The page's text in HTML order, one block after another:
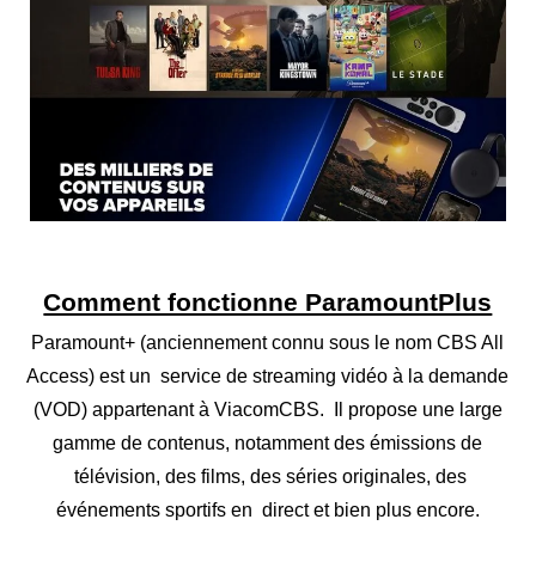
Comment fonctionne ParamountPlus
Paramount+ (anciennement connu sous le nom CBS All
Access) est un service de streaming vidéo à la demande
(VOD) appartenant à ViacomCBS. Il propose une large
gamme de contenus, notamment des émissions de
télévision, des films, des séries originales, des
événements sportifs en direct et bien plus encore.